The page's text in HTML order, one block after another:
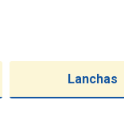
Lanchas